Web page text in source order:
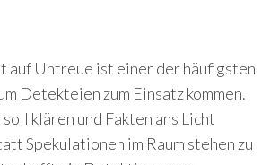
auf Untreue ist einer der häufigsten
Detekteien zum Einsatz kommen.
klären und Fakten ans Licht
Spekulationen im Raum stehen zu